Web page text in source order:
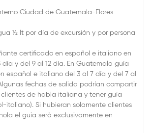
Ciudad de Guatemala-Flores
1⁄2 lt por día de excursión y por persona
certificado en español e italiano en
día y del 9 al 12 día. En Guatemala guía
español e italiano del 3 al 7 día y del 7 al
fechas de salida podrían compartir
clientes de habla italiana y tener guía
italiano). Si hubieran solamente clientes
el guia serà exclusivamente en